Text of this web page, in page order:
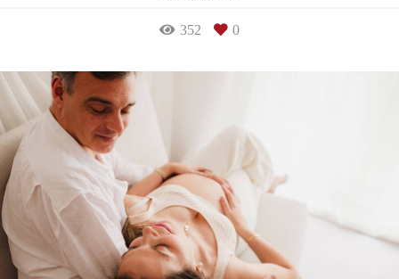
352 0